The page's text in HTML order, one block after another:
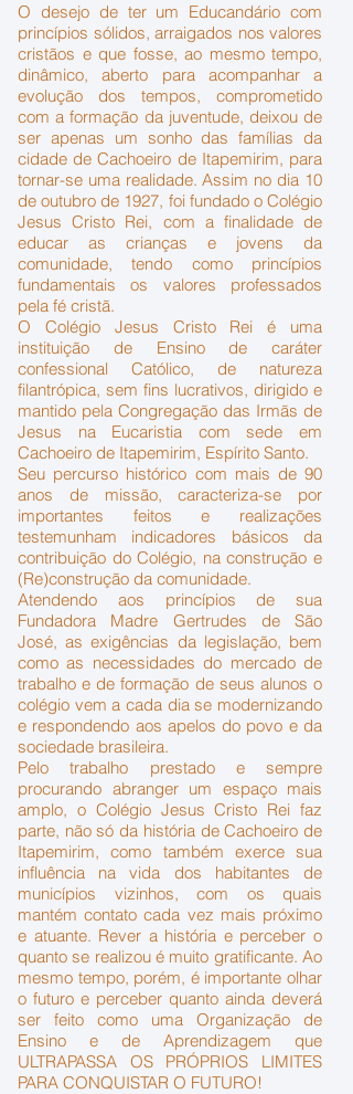
O desejo de ter um Educandário com
princípios sólidos, arraigados nos valores
cristãos e que fosse, ao mesmo tempo,
dinâmico, aberto para acompanhar a
evolução dos tempos, comprometido
com a formação da juventude, deixou de
ser apenas um sonho das famílias da
cidade de Cachoeiro de Itapemirim, para
tornar-se uma realidade. Assim no dia 10
de outubro de 1927, foi fundado o Colégio
Jesus Cristo Rei, com a finalidade de
educar as crianças e jovens da
comunidade, tendo como princípios
fundamentais os valores professados
pela fé cristã.
O Colégio Jesus Cristo Rei é uma
instituição de Ensino de caráter
confessional Católico, de natureza
filantrópica, sem fins lucrativos, dirigido e
mantido pela Congregação das Irmãs de
Jesus na Eucaristia com sede em
Cachoeiro de Itapemirim, Espírito Santo.
Seu percurso histórico com mais de 90
anos de missão, caracteriza-se por
importantes feitos e realizações
testemunham indicadores básicos da
contribuição do Colégio, na construção e
(Re)construção da comunidade.
Atendendo aos princípios de sua
Fundadora Madre Gertrudes de São
José, as exigências da legislação, bem
como as necessidades do mercado de
trabalho e de formação de seus alunos o
colégio vem a cada dia se modernizando
e respondendo aos apelos do povo e da
sociedade brasileira.
Pelo trabalho prestado e sempre
procurando abranger um espaço mais
amplo, o Colégio Jesus Cristo Rei faz
parte, não só da história de Cachoeiro de
Itapemirim, como também exerce sua
influência na vida dos habitantes de
municípios vizinhos, com os quais
mantém contato cada vez mais próximo
e atuante. Rever a história e perceber o
quanto se realizou é muito gratificante. Ao
mesmo tempo, porém, é importante olhar
o futuro e perceber quanto ainda deverá
ser feito como uma Organização de
Ensino e de Aprendizagem que
ULTRAPASSA OS PRÓPRIOS LIMITES
PARA CONQUISTAR O FUTURO!